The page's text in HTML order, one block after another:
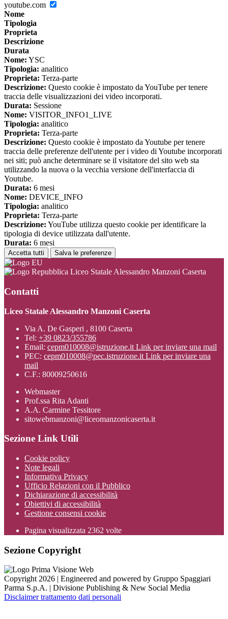
youtube.com
Nome
Tipologia
Proprieta
Descrizione
Durata
Nome: YSC
Tipologia: analitico
Proprieta: Terza-parte
Descrizione: Questo cookie è impostato da YouTube per tenere
traccia delle visualizzazioni dei video incorporati.
Durata: Sessione
Nome: VISITOR_INFO1_LIVE
Tipologia: analitico
Proprieta: Terza-parte
Descrizione: Questo cookie è impostato da Youtube per tenere
traccia delle preferenze dell'utente per i video di Youtube incorporati
nei siti; può anche determinare se il visitatore del sito web sta
utilizzando la nuova o la vecchia versione dell'interfaccia di
Youtube.
Durata: 6 mesi
Nome: DEVICE_INFO
Tipologia: analitico
Proprieta: Terza-parte
Descrizione: YouTube utilizza questo cookie per identificare la
tipologia di device utilizzata dall'utente.
Durata: 6 mesi
Accetta tutti Salva le preferenze
Liceo Statale Alessandro Manzoni Caserta
Contatti
Liceo Statale Alessandro Manzoni Caserta
Via A. De Gasperi , 8100 Caserta
Tel: +39 0823/355786
Email: cepm010008@istruzione.it Link per inviare una mail
PEC: cepm010008@pec.istruzione.it Link per inviare una
mail
C.F.: 80009250616
Webmaster
Prof.ssa Rita Adanti
A.A. Carmine Tessitore
sitowebmanzoni@liceomanzonicaserta.it
Sezione Link Utili
Cookie policy
Note legali
Informativa Privacy
Ufficio Relazioni con il Pubblico
Dichiarazione di accessibilità
Obiettivi di accessibilità
Gestione consensi cookie
Pagina visualizzata 2362 volte
Sezione Copyright
Copyright 2026 | Engineered and powered by Gruppo Spaggiari
Parma S.p.A. | Divisione Publishing & New Social Media
Disclaimer trattamento dati personali